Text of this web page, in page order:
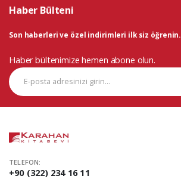
Haber Bülteni
Son haberleri ve özel indirimleri ilk siz öğrenin.
Haber bültenimize hemen abone olun.
TELEFON:
+90 (322) 234 16 11